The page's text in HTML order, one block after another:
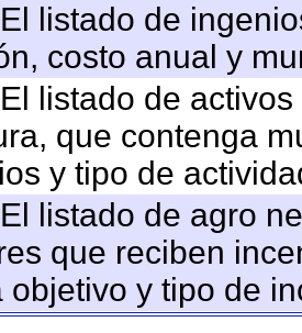
listado de
costo anual y
listado de
que contenga
y tipo de
listado de agro
que reciben
objetivo y tipo de